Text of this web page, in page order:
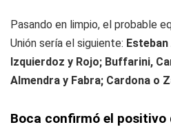
Pasando en limpio, el probable
Unión sería el siguiente:
Izquierdoz y Rojo; Buffarini,
Almendra y Fabra; Cardona o
Boca confirmó el positivo